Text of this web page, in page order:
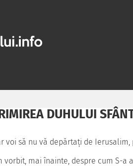
DUHULUI
voi să nu vă depărtaţi de
vorbit, mai înainte, despre cum S-a